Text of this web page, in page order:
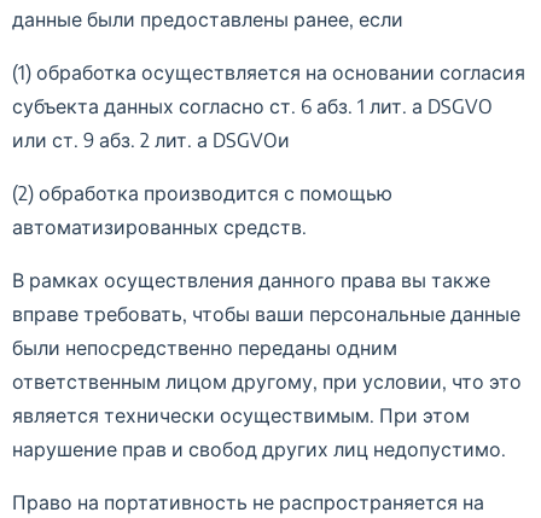
данные были предоставлены ранее, если
(1) обработка осуществляется на основании согласия
субъекта данных согласно ст. 6 абз. 1 лит. а DSGVO
или ст. 9 абз. 2 лит. а DSGVOи
(2) обработка производится с помощью
автоматизированных средств.
В рамках осуществления данного права вы также
вправе требовать, чтобы ваши персональные данные
были непосредственно переданы одним
ответственным лицом другому, при условии, что это
является технически осуществимым. При этом
нарушение прав и свобод других лиц недопустимо.
Право на портативность не распространяется на